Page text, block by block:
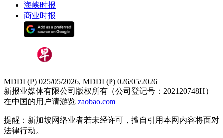
海峡时报
商业时报
MDDI (P) 025/05/2026, MDDI (P) 026/05/2026
新报业媒体有限公司版权所有（公司登记号：202120748H）
在中国的用户请游览 zaobao.com
提醒：新加坡网络业者若未经许可，擅自引用本网内容将面对
法律行动。